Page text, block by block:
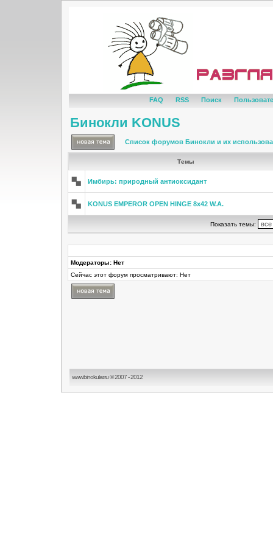
FAQ RSS Поиск
Бинокли KONUS
Список форумов Бинокли и их
Темы
Имбирь: природный антиоксидант
KONUS EMPEROR OPEN HINGE 8x42 W.A.
Показать темы:
Модераторы: Нет
Сейчас этот форум просматривают: Нет
www.binokular.ru © 2007 - 2012